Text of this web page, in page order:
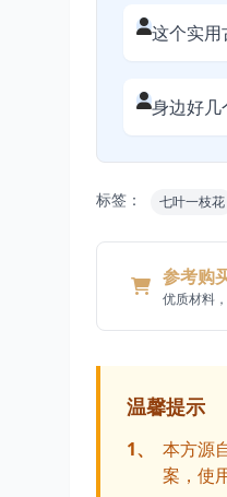
这个实用
身边好几
标签： 七叶一枝花
参考购
优质材料
温馨提示
1、
本方源
案，使